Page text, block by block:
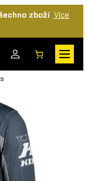
zboží Více